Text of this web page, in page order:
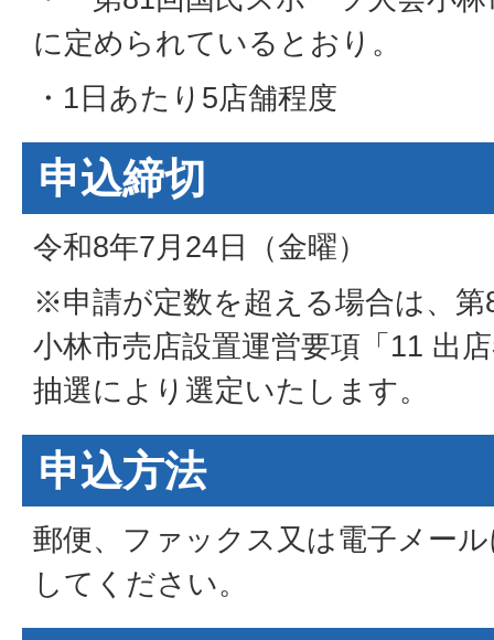
に定められているとおり。
・1日あたり5店舗程度
申込締切
令和8年7月24日（金曜）
※申請が定数を超える場合は、
小林市売店設置運営要項「11 出
抽選により選定いたします。
申込方法
郵便、ファックス又は電子メー
してください。